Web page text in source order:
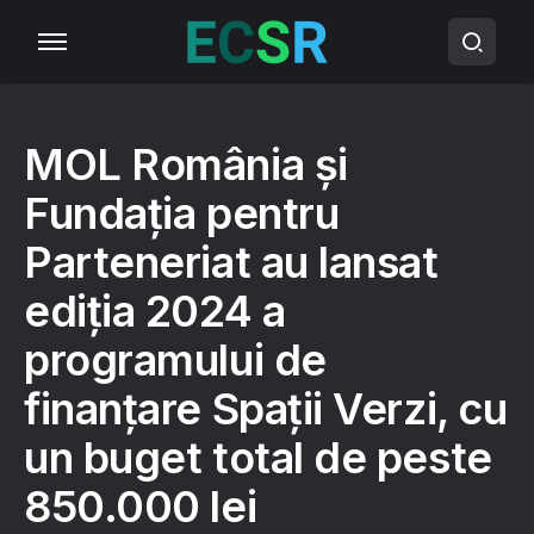
MOL România şi
Fundaţia pentru
Parteneriat au lansat
ediția 2024 a
programului de
finanțare Spații Verzi, cu
un buget total de peste
850.000 lei